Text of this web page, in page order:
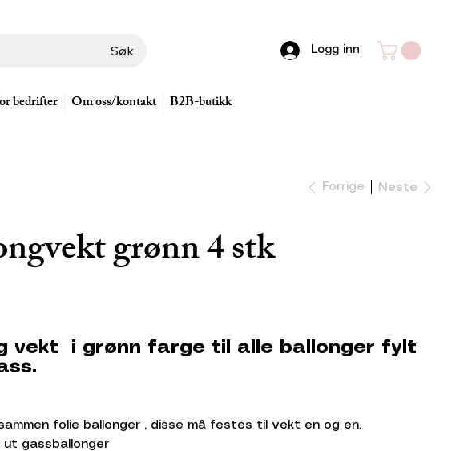
Søk
bedrifter Om oss/kontakt B2B-butikk
Logg inn
Forrige Neste
grønn 4 stk
vekt i grønn farge til alle ballonger fylt
folie ballonger , disse må festes til vekt en og en.
ut gassballonger